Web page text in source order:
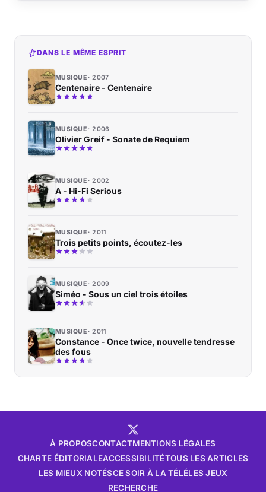
DANS LE MÊME ESPRIT
MUSIQUE 2007
Centenaire - Centenaire
MUSIQUE 2006
Olivier Greif - Sonate de Requiem
MUSIQUE 2002
A - Hi-Fi Serious
MUSIQUE 2011
Trois petits points, écoutez-les
MUSIQUE 2009
Siméo - Sous un ciel trois étoiles
MUSIQUE 2011
Constance - Once twice, nouvelle tendresse
des fous
À PROPOSCONTACTMENTIONS LÉGALES
CHARTE ÉDITORIALEACCESSIBILITÉTOUS LES ARTICLES
LES MIEUX NOTÉSCE SOIR À LA TÉLÉLES JEUX
RECHERCHE